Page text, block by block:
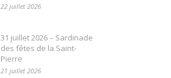
22 juillet 2026
31 juillet 2026 – Sardinade
des fêtes de la Saint-
Pierre
21 juillet 2026